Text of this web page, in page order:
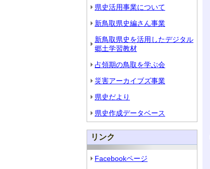
県史活用事業について
新鳥取県史編さん事業
新鳥取県史を活用したデジタル
郷土学習教材
占領期の鳥取を学ぶ会
災害アーカイブズ事業
県史だより
県史作成データベース
リンク
Facebookページ